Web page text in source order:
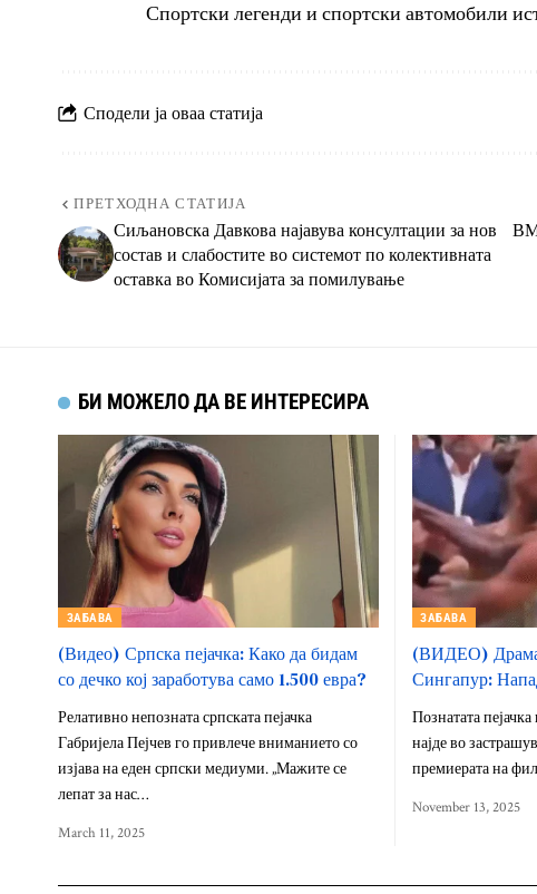
Спортски легенди и спортски автомобили
Сподели ја оваа статија
ПРЕТХОДНА СТАТИЈА
Сиљановска Давкова најавува консултации за нов
состав и слабостите во системот по колективната
оставка во Комисијата за помилување
БИ МОЖЕЛО ДА ВЕ ИНТЕРЕСИРА
ЗАБАВА
(Видео) Српска пејачка: Како да бидам
со дечко кој заработува само 1.500 евра?
Релативно непозната српската пејачка
Габријела Пејчев го привлече вниманието со
изјава на еден српски медиуми. „Мажите се
лепат за нас…
March 11, 2025
ЗАБАВА
(ВИДЕО) Драма
Сингапур:
Познатата
најде во
премиерата на
November 13, 2025